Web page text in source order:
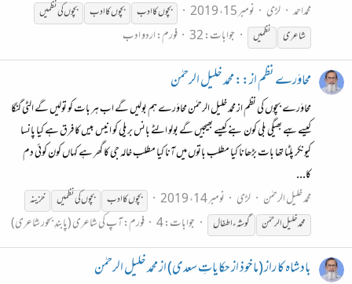
محمداحمد لڑی نومبر 15، 2019 بچوںکا ادب بچوںکاادب بچوںکینظمیں
شاعری
نظمیں جوابات: 32 فورم:اردو ادب
محاوَرے نظم از:: محمد خلیل الرحمٰن
محاوَرے بچوں کی نظم از محمد خلیل الرحمٰن محاوَرے ہم بولیں گے اب ہر بات کو تولیں گے الٹی گنگا
کیسے بہے بھیگی بلی کون بنے کیسے بھیجیں گے بولو الٹے بانس بریلی کو انیس بیس کا فرق ہے کیا پانسا
کیونکر پلٹا تھا بات بڑھانا کیا مطلب باتوں میں آنا کیا مطلب خالہ جی کا گھر ہے کہاں کون کوئی دم
کا...
محمد خلیل الرحمٰن
لڑی نومبر 14، 2019 بچوںکا ادب بچوںکینظمیں
خزینہ
محمد خلیل الرحمٰن
گوشہء اطفال جوابات: 4 فورم:آپ کی شاعری (پابندِ بحور شاعری)
بادشاہ کا راز (ماخوذ از حکایاتِ سعدی) از محمد خلیل الرحمٰن